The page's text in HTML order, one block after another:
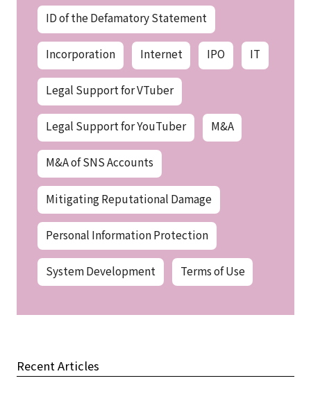
ID of the Defamatory Statement
Incorporation Internet IPO IT
Legal Support for VTuber
Legal Support for YouTuber M&A
M&A of SNS Accounts
Mitigating Reputational Damage
Personal Information Protection
System Development Terms of Use
Recent Articles